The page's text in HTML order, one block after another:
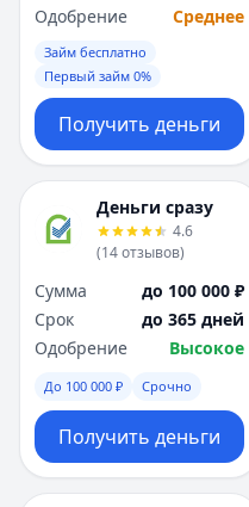
Одобрение
Среднее
Займ бесплатно
Первый займ 0%
Получить деньги
Деньги сразу
4.6
(14отзывов)
Сумма
до 100 000 ₽
Срок
до 365 дней
Одобрение
Высокое
До 100 000 ₽ Срочно
Получить деньги